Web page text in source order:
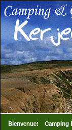
Bienvenue! Camping